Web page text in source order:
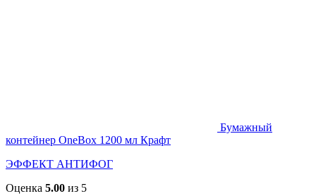
Бумажный
контейнер OneBox 1200 мл Крафт
ЭФФЕКТ АНТИФОГ
Оценка 5.00 из 5